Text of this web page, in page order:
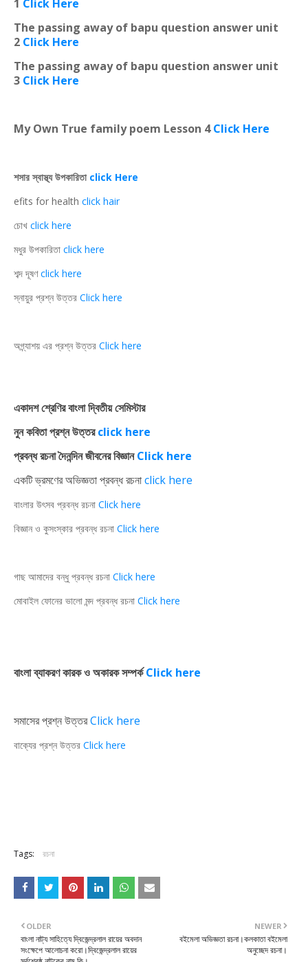
1 Click Here
The passing away of bapu question answer unit
2 Click Here
The passing away of bapu question answer unit
3 Click Here
My Own True family poem Lesson 4Click Here
শসার স্বাস্থ্য উপকারিতা click Here
efits for health click hair
চোখ click here
মধুর উপকারিতা click here
শব্দ দূষণclick here
স্নায়ুর প্রশ্ন উত্তর Click here
অগ্ন্যাশয় এর প্রশ্ন উত্তর Click here
একাদশ শ্রেণির বাংলা দ্বিতীয় সেমিস্টার
নুন কবিতা প্রশ্ন উত্তরclick here
প্রবন্ধ রচনা দৈনন্দিন জীবনের বিজ্ঞানClick here
একটি ভ্রমণের অভিজ্ঞতা প্রবন্ধ রচনাclick here
বাংলার উৎসব প্রবন্ধ রচনা Click here
বিজ্ঞান ও কুসংস্কার প্রবন্ধ রচনা Click here
গাছ আমাদের বন্ধু প্রবন্ধ রচনা Click here
মোবাইল ফোনের ভালো মন্দ প্রবন্ধ রচনা Click here
বাংলা ব্যাকরণ কারক ও অকারক সম্পর্কClick here
সমাসের প্রশ্ন উত্তরClick here
বাক্যের প্রশ্ন উত্তর Click here
Tags: রচনা
NEWER
বইমেলা অভিজ্ঞতা রচনা।কলকাতা বইমেলা
অনুচ্ছেদ রচনা।
OLDER
বাংলা নাট্য সাহিত্যে দ্বিজেন্দ্রলাল রায়ের অবদান
সংক্ষেপে আলোচনা করো।দ্বিজেন্দ্রলাল রায়ের